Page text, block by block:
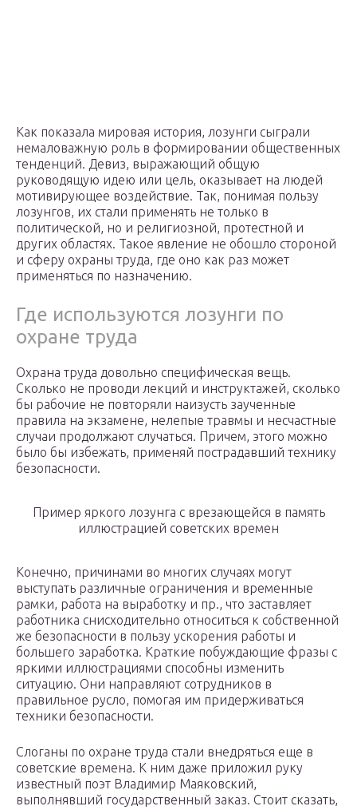
Как показала мировая история, лозунги сыграли
немаловажную роль в формировании общественных
тенденций. Девиз, выражающий общую
руководящую идею или цель, оказывает на людей
мотивирующее воздействие. Так, понимая пользу
лозунгов, их стали применять не только в
политической, но и религиозной, протестной и
других областях. Такое явление не обошло стороной
и сферу охраны труда, где оно как раз может
применяться по назначению.
Где используются лозунги по
охране труда
Охрана труда довольно специфическая вещь.
Сколько не проводи лекций и инструктажей, сколько
бы рабочие не повторяли наизусть заученные
правила на экзамене, нелепые травмы и несчастные
случаи продолжают случаться. Причем, этого можно
было бы избежать, применяй пострадавший технику
безопасности.
Пример яркого лозунга с врезающейся в память
иллюстрацией советских времен
Конечно, причинами во многих случаях могут
выступать различные ограничения и временные
рамки, работа на выработку и пр., что заставляет
работника снисходительно относиться к собственной
же безопасности в пользу ускорения работы и
большего заработка. Краткие побуждающие фразы с
яркими иллюстрациями способны изменить
ситуацию. Они направляют сотрудников в
правильное русло, помогая им придерживаться
техники безопасности.
Слоганы по охране труда стали внедряться еще в
советские времена. К ним даже приложил руку
известный поэт Владимир Маяковский,
выполнявший государственный заказ. Стоит сказать,